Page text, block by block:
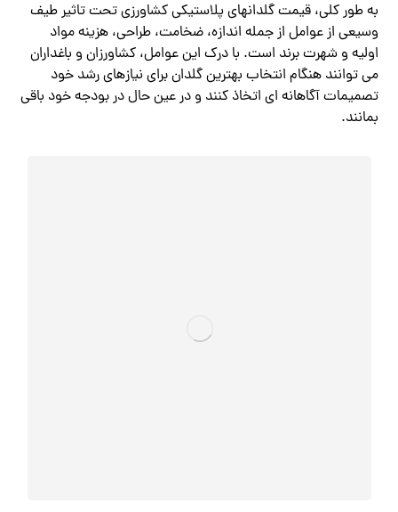
به طور کلی، قیمت گلدانهای پلاستیکی کشاورزی تحت تاثیر طیف
وسیعی از عوامل از جمله اندازه، ضخامت، طراحی، هزینه مواد
اولیه و شهرت برند است. با درک این عوامل، کشاورزان و باغداران
می توانند هنگام انتخاب بهترین گلدان برای نیازهای رشد خود
تصمیمات آگاهانه ای اتخاذ کنند و در عین حال در بودجه خود باقی
بمانند.